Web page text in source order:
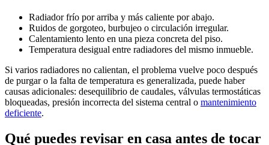
Radiador frío por arriba y más caliente por abajo.
Ruidos de gorgoteo, burbujeo o circulación irregular.
Calentamiento lento en una pieza concreta del piso.
Temperatura desigual entre radiadores del mismo inmueble.
Si varios radiadores no calientan, el problema vuelve poco después
de purgar o la falta de temperatura es generalizada, puede haber
causas adicionales: desequilibrio de caudales, válvulas termostáticas
bloqueadas, presión incorrecta del sistema central o mantenimiento
deficiente.
Qué puedes revisar en casa antes de tocar